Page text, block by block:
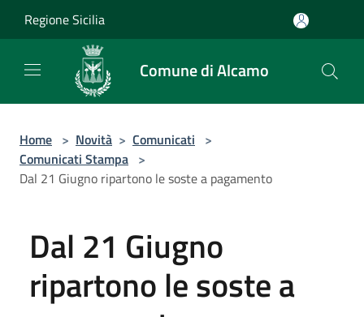
Regione Sicilia
Comune di Alcamo
Home > Novità > Comunicati >
Comunicati Stampa >
Dal 21 Giugno ripartono le soste a pagamento
Dal 21 Giugno
ripartono le soste a